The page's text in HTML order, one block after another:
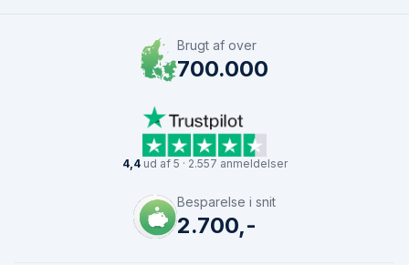
Brugt af over
700.000
4,4ud af 5 · 2.557 anmeldelser
Besparelse i snit
2.700,-